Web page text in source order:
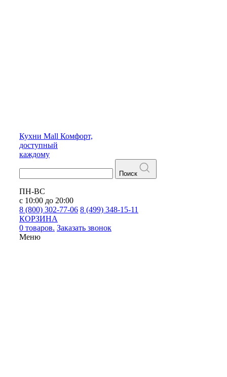
Кухни Mall Комфорт,
доступный
каждому
Поиск
ПН-ВС
с 10:00 до 20:00
8 (800) 302-77-06 8 (499) 348-15-11
КОРЗИНА
0 товаров. Заказать звонок
Меню